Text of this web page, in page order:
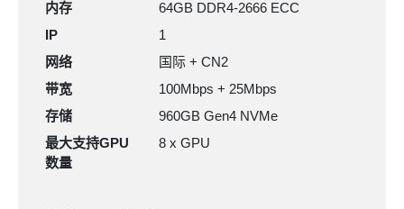
内存
64GB DDR4-2666 ECC
IP
1
网络
国际 + CN2
带宽
100Mbps + 25Mbps
存储
960GB Gen4 NVMe
最大支持GPU
数量
8 x GPU